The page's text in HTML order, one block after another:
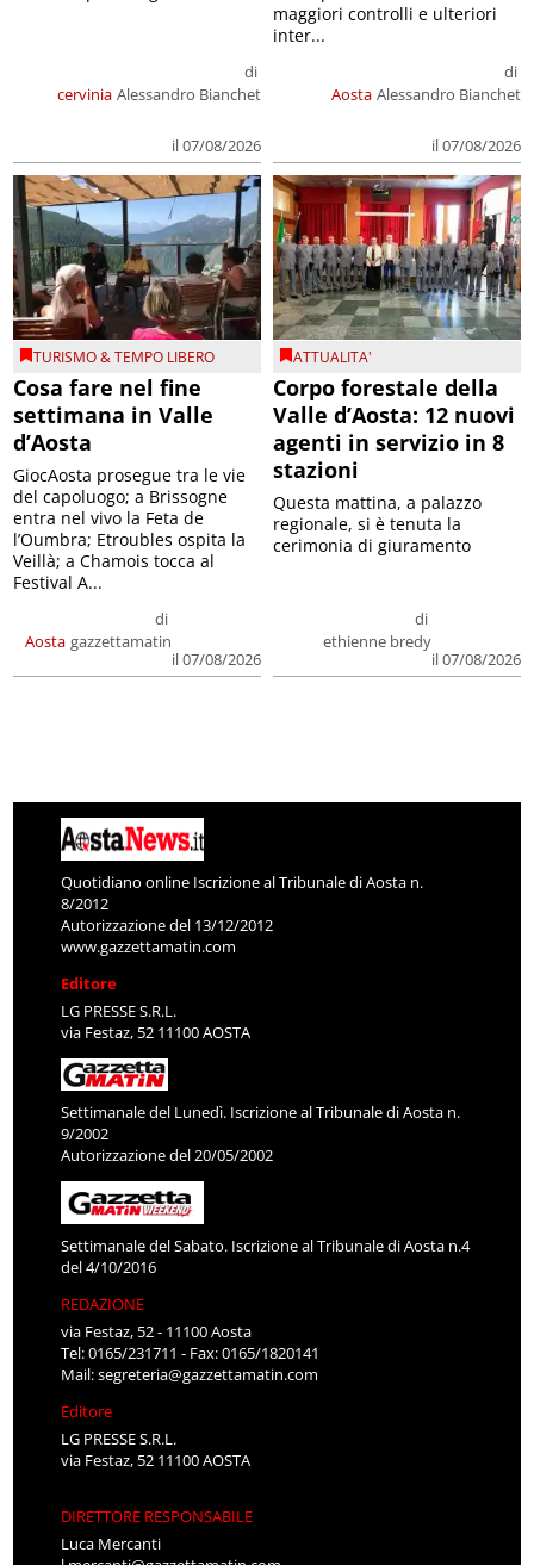
cervinia
di
Alessandro Bianchet
il 07/08/2026
Aosta
di
Alessandro Bianchet
il 07/08/2026
maggiori controlli e ulteriori
inter...
TURISMO & TEMPO LIBERO
Cosa fare nel fine
settimana in Valle
d’Aosta
Aosta
di
gazzettamatin
il 07/08/2026
GiocAosta prosegue tra le vie
del capoluogo; a Brissogne
entra nel vivo la Feta de
l’Oumbra; Etroubles ospita la
Veillà; a Chamois tocca al
Festival A...
ATTUALITA'
Corpo forestale della
Valle d’Aosta: 12 nuovi
agenti in servizio in 8
stazioni
di
ethienne bredy
il 07/08/2026
Questa mattina, a palazzo
regionale, si è tenuta la
cerimonia di giuramento
Quotidiano online Iscrizione al Tribunale di Aosta n.
8/2012
Autorizzazione del 13/12/2012
www.gazzettamatin.com
Editore
LG PRESSE S.R.L.
via Festaz, 52 11100 AOSTA
Settimanale del Lunedì. Iscrizione al Tribunale di Aosta n.
9/2002
Autorizzazione del 20/05/2002
Settimanale del Sabato. Iscrizione al Tribunale di Aosta n.4
del 4/10/2016
REDAZIONE
via Festaz, 52 - 11100 Aosta
Tel: 0165/231711 - Fax: 0165/1820141
Mail:segreteria@gazzettamatin.com
Editore
LG PRESSE S.R.L.
via Festaz, 52 11100 AOSTA
DIRETTORE RESPONSABILE
Luca Mercanti